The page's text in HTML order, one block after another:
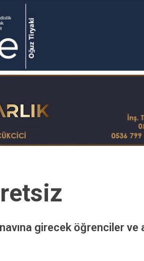
girecek öğrenciler ve